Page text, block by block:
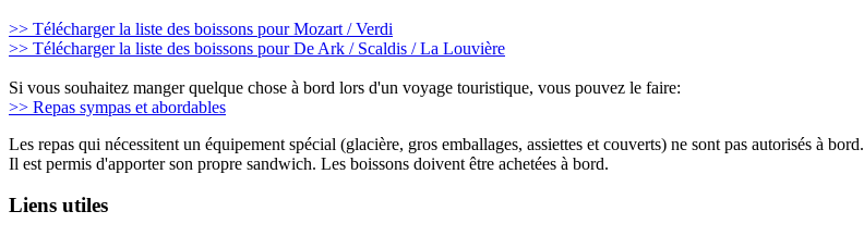
>> Télécharger la liste des boissons pour Mozart / Verdi
>> Télécharger la liste des boissons pour De Ark / Scaldis / La Louvière
Si vous souhaitez manger quelque chose à bord lors d'un voyage touristique, vous pouvez le faire:
>> Repas sympas et abordables
Les repas qui nécessitent un équipement spécial (glacière, gros emballages, assiettes et couverts) ne sont pas autorisés à bord.
Il est permis d'apporter son propre sandwich. Les boissons doivent être achetées à bord.
Liens utiles